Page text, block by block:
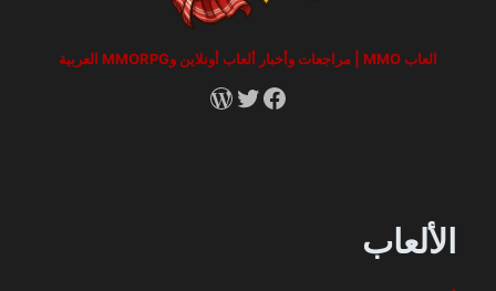
العاب MMO | مراجعات وأخبار ألعاب أونلاين وMMORPG العربية
Facebook
X
RSS
الألعاب